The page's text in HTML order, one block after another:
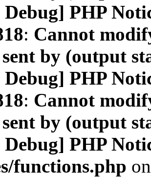
PHP
: Cannot
by (output
PHP
: Cannot
by (output
PHP
functions.php